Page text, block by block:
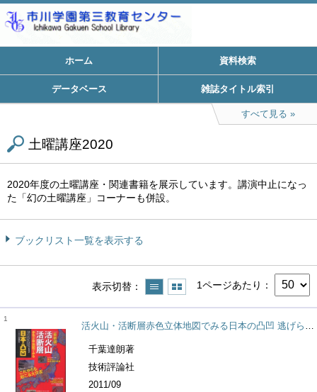
ホーム 資料検索
データベース 雑誌タイトル索引
すべて見る
土曜講座2020
2020年度の土曜講座・関連書籍を展示しています。講演中止になっ
た「幻の土曜講座」コーナーも併設。
ブックリスト一覧を表示する
表示切替 1ページあたり
1
活火山・活断層赤色立体地図でみる日本の凸凹 逃げられない日本列島の宿命がリアルに浮かびあがる!
千葉達朗著
技術評論社
2011/09